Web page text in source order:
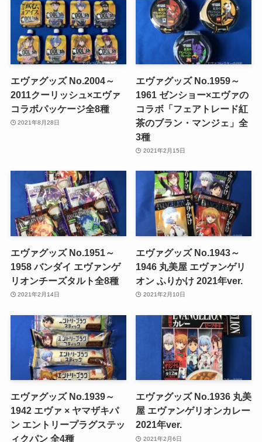
エヴァグッズ No.2004～
2011クーリッシュ×エヴァ
コラボパッケージ全8種
2021年8月28日
エヴァグッズ No.1959～
1961 ゼンショー×エヴァの
コラボ「フェアトレード紅
茶のブラン・マンジェ」全
3種
2021年2月15日
エヴァグッズ No.1951～
1958 バンダイ エヴァンゲ
リオンチーズタルト全8種
2021年2月14日
エヴァグッズ No.1943～
1946 丸美屋 エヴァンゲリ
オン ふりかけ 2021年ver.
2021年2月10日
エヴァグッズ No.1939～
1942 エヴァ × ヤマザキパ
ン エントリープラグステッ
ィクパン 全4種
エヴァグッズ No.1936 丸美
屋 エヴァンゲリオンカレー
2021年ver.
2021年2月6日